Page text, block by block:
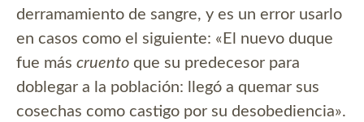
derramamiento de sangre, y es un error usarlo
en casos como el siguiente: «El nuevo duque
fue más cruento que su predecesor para
doblegar a la población: llegó a quemar sus
cosechas como castigo por su desobediencia».